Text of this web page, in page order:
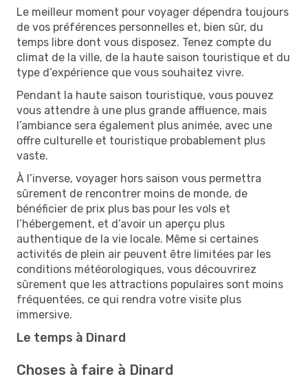
Le meilleur moment pour voyager dépendra toujours
de vos préférences personnelles et, bien sûr, du
temps libre dont vous disposez. Tenez compte du
climat de la ville, de la haute saison touristique et du
type d’expérience que vous souhaitez vivre.
Pendant la haute saison touristique, vous pouvez
vous attendre à une plus grande affluence, mais
l’ambiance sera également plus animée, avec une
offre culturelle et touristique probablement plus
vaste.
À l’inverse, voyager hors saison vous permettra
sûrement de rencontrer moins de monde, de
bénéficier de prix plus bas pour les vols et
l’hébergement, et d’avoir un aperçu plus
authentique de la vie locale. Même si certaines
activités de plein air peuvent être limitées par les
conditions météorologiques, vous découvrirez
sûrement que les attractions populaires sont moins
fréquentées, ce qui rendra votre visite plus
immersive.
Le temps à Dinard
Choses à faire à Dinard